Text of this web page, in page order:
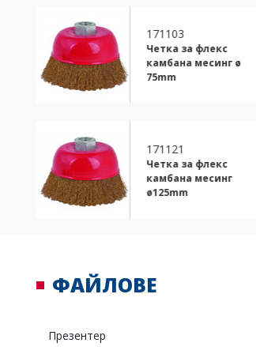
171103
Четка за флекс
камбана месинг ø
75mm
171121
Четка за флекс
камбана месинг
ø125mm
ФАЙЛОВЕ
Презентер